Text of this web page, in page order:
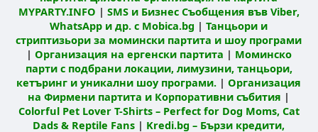
MYPARTY.INFO | SMS и Бизнес Съобщения във Viber,
WhatsApp и др. с Mobica.bg |Танцьори и
стриптизьори за момински партита и шоу програми
| Организация на ергенски партита | Моминско
парти с подбрани локации, лимузини, танцьори,
кетъринг и уникални шоу програми. |Организация
на Фирмени партита и Корпоративни събития |
Colorful Pet Lover T-Shirts – Perfect for Dog Moms, Cat
Dads & Reptile Fans | Kredi.bg – Бързи кредити,